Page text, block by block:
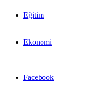
Eğitim
Ekonomi
Facebook